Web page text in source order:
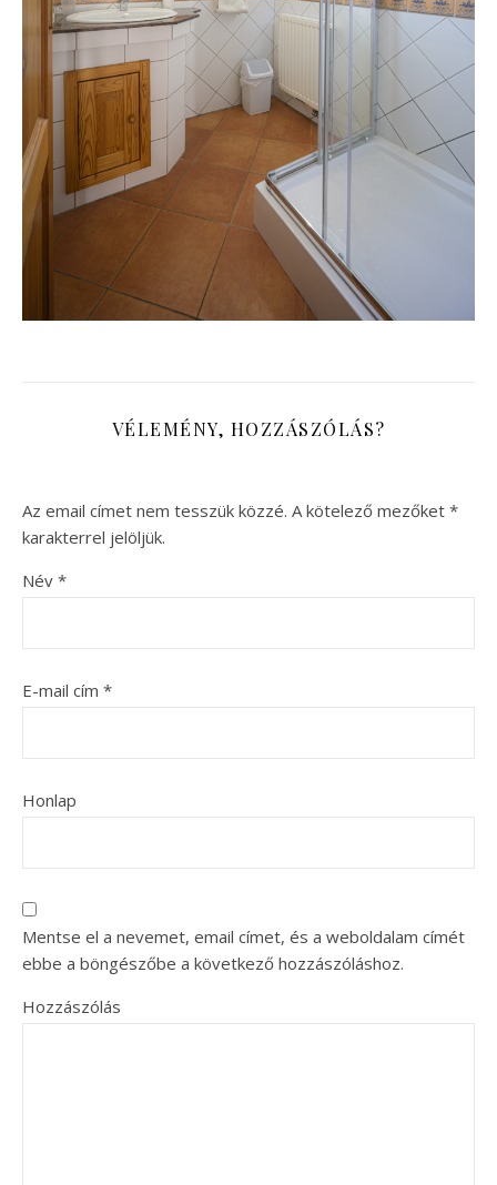
VÉLEMÉNY, HOZZÁSZÓLÁS?
Az email címet nem tesszük közzé. A kötelező mezőket *
karakterrel jelöljük.
Név *
E-mail cím *
Honlap
Mentse el a nevemet, email címet, és a weboldalam címét
ebbe a böngészőbe a következő hozzászóláshoz.
Hozzászólás